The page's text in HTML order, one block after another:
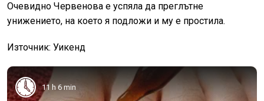
Очевидно Червенова е успяла да преглътне
унижението, на което я подложи и му е простила.
Източник: Уикенд
11 h 6 min